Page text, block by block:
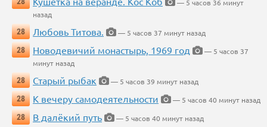
— 5 часов 36 минут
назад
28
Любовь Титова.
— 5 часов 37 минут назад
28
Новодевичий монастырь, 1969 год
— 5 часов 37
минут назад
28
Старый рыбак
— 5 часов 39 минут назад
28
К вечеру самодеятельности
— 5 часов 40 минут назад
28
В далёкий путь
— 5 часов 40 минут назад